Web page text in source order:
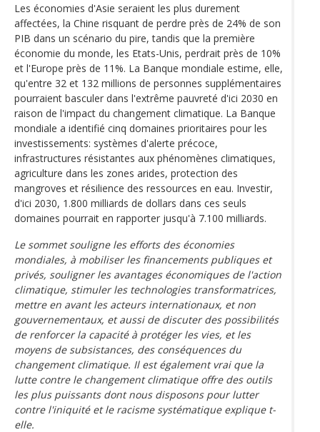
Les économies d'Asie seraient les plus durement
affectées, la Chine risquant de perdre près de 24% de son
PIB dans un scénario du pire, tandis que la première
économie du monde, les Etats-Unis, perdrait près de 10%
et l'Europe près de 11%. La Banque mondiale estime, elle,
qu'entre 32 et 132 millions de personnes supplémentaires
pourraient basculer dans l'extrême pauvreté d'ici 2030 en
raison de l'impact du changement climatique. La Banque
mondiale a identifié cinq domaines prioritaires pour les
investissements: systèmes d'alerte précoce,
infrastructures résistantes aux phénomènes climatiques,
agriculture dans les zones arides, protection des
mangroves et résilience des ressources en eau. Investir,
d'ici 2030, 1.800 milliards de dollars dans ces seuls
domaines pourrait en rapporter jusqu'à 7.100 milliards.
Le sommet souligne les efforts des économies
mondiales, à mobiliser les financements publiques et
privés, souligner les avantages économiques de l'action
climatique, stimuler les technologies transformatrices,
mettre en avant les acteurs internationaux, et non
gouvernementaux, et aussi de discuter des possibilités
de renforcer la capacité à protéger les vies, et les
moyens de subsistances, des conséquences du
changement climatique. Il est également vrai que la
lutte contre le changement climatique offre des outils
les plus puissants dont nous disposons pour lutter
contre l'iniquité et le racisme systématique explique t-
elle.